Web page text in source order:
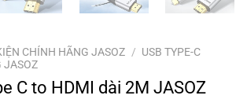
CHÍNH HÃNG JASOZ / USB TYPE-C
JASOZ
C to HDMI dài 2M JASOZ